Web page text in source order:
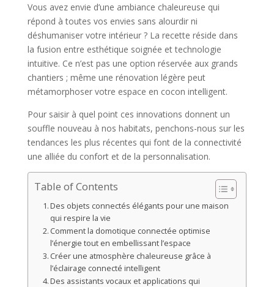
Vous avez envie d’une ambiance chaleureuse qui
répond à toutes vos envies sans alourdir ni
déshumaniser votre intérieur ? La recette réside dans
la fusion entre esthétique soignée et technologie
intuitive. Ce n’est pas une option réservée aux grands
chantiers ; même une rénovation légère peut
métamorphoser votre espace en cocon intelligent.
Pour saisir à quel point ces innovations donnent un
souffle nouveau à nos habitats, penchons-nous sur les
tendances les plus récentes qui font de la connectivité
une alliée du confort et de la personnalisation.
Table of Contents
Des objets connectés élégants pour une maison
qui respire la vie
Comment la domotique connectée optimise
l’énergie tout en embellissant l’espace
Créer une atmosphère chaleureuse grâce à
l’éclairage connecté intelligent
Des assistants vocaux et applications qui